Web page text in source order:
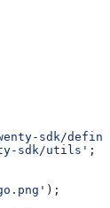
sdk/
sdk/utils' ;
);